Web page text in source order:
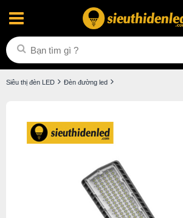
Siêu thị đèn LED Đèn đường led